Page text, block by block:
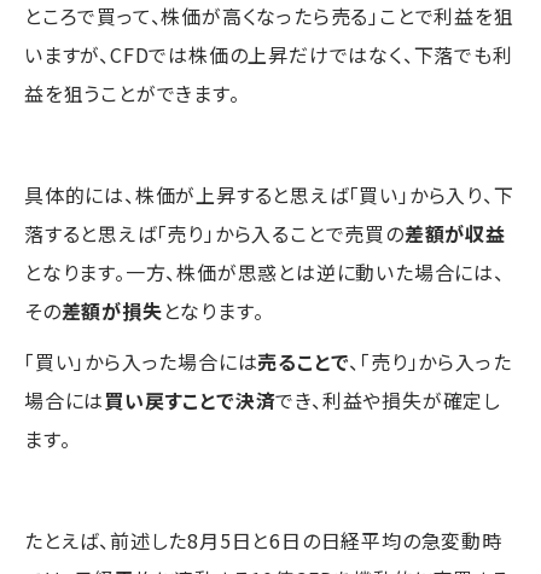
ところで買って、株価が高くなったら売る」ことで利益を狙
いますが、CFDでは株価の上昇だけではなく、下落でも利
益を狙うことができます。
具体的には、株価が上昇すると思えば「買い」から入り、下
落すると思えば「売り」から入ることで売買の差額が収益
となります。一方、株価が思惑とは逆に動いた場合には、
その差額が損失となります。
「買い」から入った場合には売ることで、「売り」から入った
場合には買い戻すことで決済でき、利益や損失が確定し
ます。
たとえば、前述した8月5日と6日の日経平均の急変動時